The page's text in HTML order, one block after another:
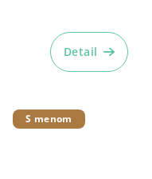
Detail
S menom